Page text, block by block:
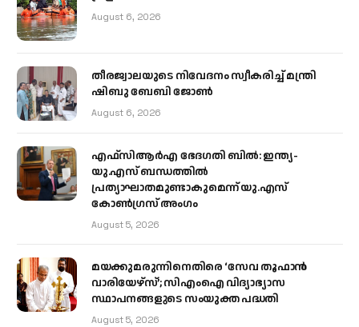
August 6, 2026
തീരജ്വാലയുടെ നിവേദനം സ്വീകരിച്ച് മന്ത്രി
ഷിബു ബേബി ജോൺ
August 6, 2026
എഫ്‌സിആർഎ ഭേദഗതി ബിൽ: ഇന്ത്യ-
യു.എസ് ബന്ധത്തിൽ
പ്രത്യാഘാതമുണ്ടാകുമെന്ന് യു.എസ്
കോൺഗ്രസ് അംഗം
August 5, 2026
മയക്കുമരുന്നിനെതിരെ ‘സേവ തൂഫാൻ
വാരിയേഴ്‌സ്’; സിഎംഐ വിദ്യാഭ്യാസ
സ്ഥാപനങ്ങളുടെ സംയുക്ത പദ്ധതി
August 5, 2026